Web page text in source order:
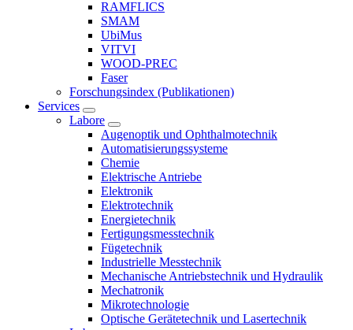
RAMFLICS
SMAM
UbiMus
VITVI
WOOD-PREC
Faser
Forschungsindex (Publikationen)
Services
Labore
Augenoptik und Ophthalmotechnik
Automatisierungssysteme
Chemie
Elektrische Antriebe
Elektronik
Elektrotechnik
Energietechnik
Fertigungsmesstechnik
Fügetechnik
Industrielle Messtechnik
Mechanische Antriebstechnik und Hydraulik
Mechatronik
Mikrotechnologie
Optische Gerätetechnik und Lasertechnik